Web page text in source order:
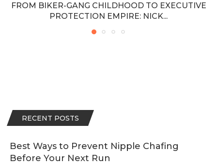
FROM BIKER-GANG CHILDHOOD TO EXECUTIVE
PROTECTION EMPIRE: NICK...
RECENT POSTS
Best Ways to Prevent Nipple Chafing
Before Your Next Run